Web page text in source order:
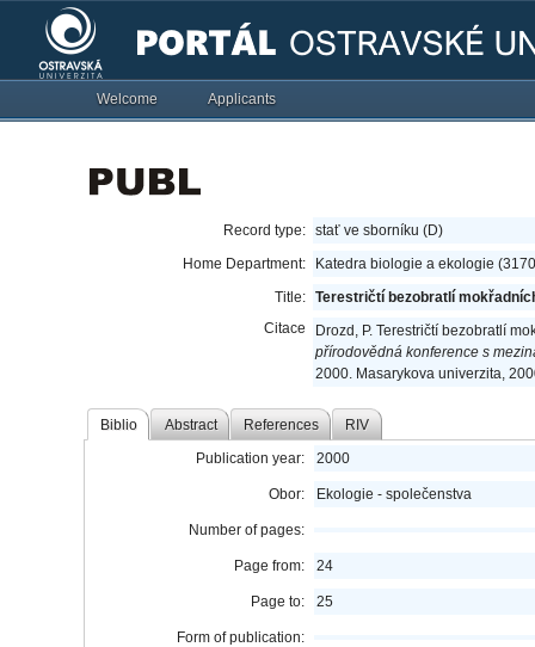
Welcome Applicants
Record type: stať ve sborníku (D)
Home Department:
Katedra biologie a ekologie
Title: Terestričtí bezobratlí
Citace
Drozd, P. Terestričtí bezobratlí
přírodovědná konference s
2000. Masarykova univerzita,
Biblio Abstract References RIV
Publication year: 2000
Obor: Ekologie - společenstva
Number of pages:
Page from: 24
Page to: 25
Form of publication: